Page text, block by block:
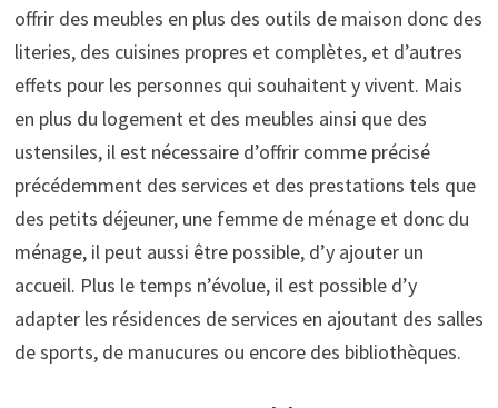
offrir des meubles en plus des outils de maison donc des
literies, des cuisines propres et complètes, et d’autres
effets pour les personnes qui souhaitent y vivent. Mais
en plus du logement et des meubles ainsi que des
ustensiles, il est nécessaire d’offrir comme précisé
précédemment des services et des prestations tels que
des petits déjeuner, une femme de ménage et donc du
ménage, il peut aussi être possible, d’y ajouter un
accueil. Plus le temps n’évolue, il est possible d’y
adapter les résidences de services en ajoutant des salles
de sports, de manucures ou encore des bibliothèques.